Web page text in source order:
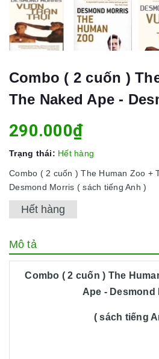
Combo ( 2 cuốn )
The Naked Ape -
290.000₫
Trạng thái: Hết hàng
Combo ( 2 cuốn ) The Human Zoo +
Desmond Morris ( sách tiếng Anh )
Hết hàng
Mô tả
Combo ( 2 cuốn ) The
Ape - Desmond
( sách tiếng